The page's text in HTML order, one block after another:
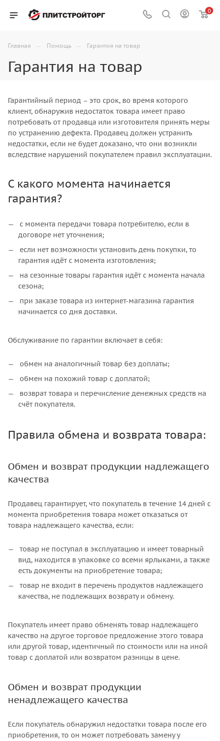
0
Главная — Помощь — Гарантия на товар
Гарантия на товар
Гарантийный период – это срок, во время которого
клиент, обнаружив недостаток товара имеет право
потребовать от продавца или изготовителя принять меры
по устранению дефекта. Продавец должен устранить
недостатки, если не будет доказано, что они возникли
вследствие нарушений покупателем правил эксплуатации.
С какого момента начинается
гарантия?
с момента передачи товара потребителю, если в
договоре нет уточнения;
если нет возможности установить день покупки, то
гарантия идёт с момента изготовления;
на сезонные товары гарантия идёт с момента начала
сезона;
при заказе товара из интернет-магазина гарантия
начинается со дня доставки.
Обслуживание по гарантии включает в себя:
обмен на аналогичный товар без доплаты;
обмен на похожий товар с доплатой;
возврат товара и перечисление денежных средств на
счёт покупателя.
Правила обмена и возврата товара:
Обмен и возврат продукции надлежащего
качества
Продавец гарантирует, что покупатель в течение 14 дней с
момента приобретения товара может отказаться от
товара надлежащего качества, если:
товар не поступал в эксплуатацию и имеет товарный
вид, находится в упаковке со всеми ярлыками, а также
есть документы на приобретение товара;
товар не входит в перечень продуктов надлежащего
качества, не подлежащих возврату и обмену.
Покупатель имеет право обменять товар надлежащего
качество на другое торговое предложение этого товара
или другой товар, идентичный по стоимости или на иной
товар с доплатой или возвратом разницы в цене.
Обмен и возврат продукции
ненадлежащего качества
Если покупатель обнаружил недостатки товара после его
приобретения, то он может потребовать замену у